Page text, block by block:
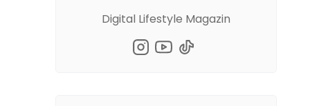
Digital Lifestyle Magazin